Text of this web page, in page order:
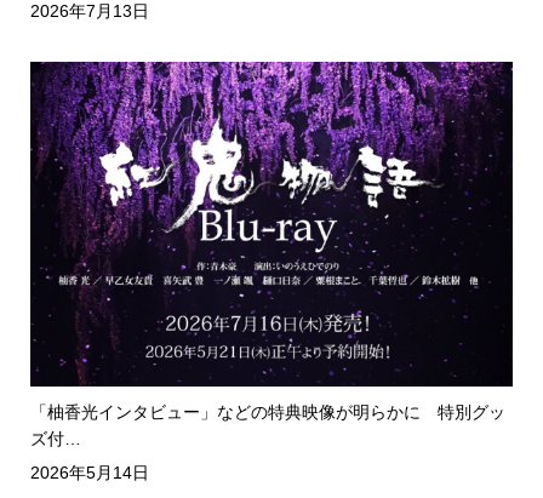
2026年7月13日
「柚香光インタビュー」などの特典映像が明らかに 特別グッ
ズ付…
2026年5月14日